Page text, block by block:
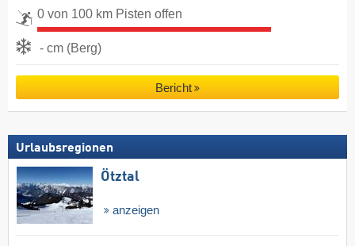
0 von 100 km Pisten offen
- cm (Berg)
Bericht
Urlaubsregionen
Ötztal
anzeigen